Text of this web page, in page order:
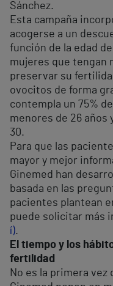
Sánchez.
Esta campaña
acogerse a un
función de la edad
mujeres que tengan
preservar su
ovocitos de forma
contempla un 75%
menores de 26 años
30.
Para que las
mayor y mejor
Ginemed han
basada en las
pacientes plantean
puede solicitar más
í).
El tiempo y los
fertilidad
No es la primera vez